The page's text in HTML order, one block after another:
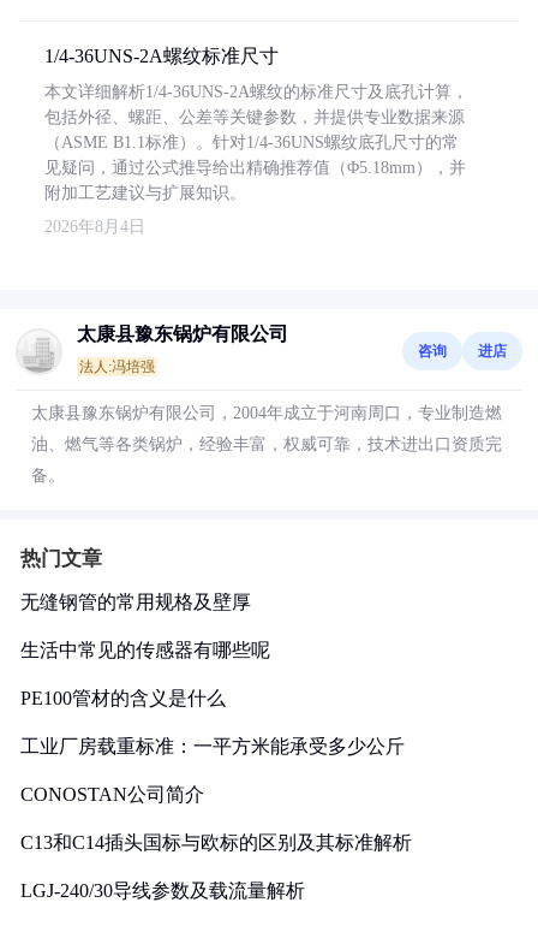
1/4-36UNS-2A螺纹标准尺寸
本文详细解析1/4-36UNS-2A螺纹的标准尺寸及底孔计算，
包括外径、螺距、公差等关键参数，并提供专业数据来源
（ASME B1.1标准）。针对1/4-36UNS螺纹底孔尺寸的常
见疑问，通过公式推导给出精确推荐值（Φ5.18mm），并
附加工艺建议与扩展知识。
2026年8月4日
太康县豫东锅炉有限公司
法人:冯培强
咨询 进店
太康县豫东锅炉有限公司，2004年成立于河南周口，专业制造燃
油、燃气等各类锅炉，经验丰富，权威可靠，技术进出口资质完
备。
热门文章
无缝钢管的常用规格及壁厚
生活中常见的传感器有哪些呢
PE100管材的含义是什么
工业厂房载重标准：一平方米能承受多少公斤
CONOSTAN公司简介
C13和C14插头国标与欧标的区别及其标准解析
LGJ-240/30导线参数及载流量解析